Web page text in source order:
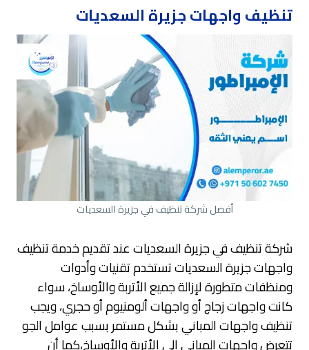
تنظيف واجهات جزيرة السعديات
أفضل شركة تنظيف في جزيرة السعديات
شركة تنظيف في جزيرة السعديات عند تقديم خدمة تنظيف
واجهات جزيرة السعديات تستخدم تقنيات وأدوات
ومنظفات متطورة لإزالة جميع الأتربة والأوساخ، سواء
كانت واجهات زجاج أو واجهات ألومنيوم أو حجري، ويجب
تنظيف واجهات المباني بشكل مستمر بسبب عوامل الجو
تتعرض واجهات المباني إلى الأتربة والأوساخ،كما أن